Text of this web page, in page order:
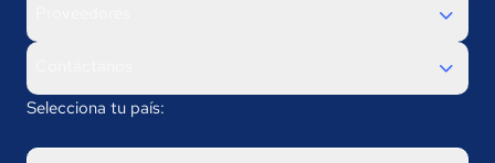
Selecciona tu país: